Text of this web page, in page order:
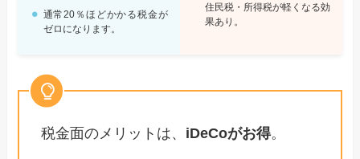
通常20％ほどかかる税金が
ゼロになります。
住民税・所得税が軽くなる効
果あり。
税金面のメリットは、 iDeCoがお得。